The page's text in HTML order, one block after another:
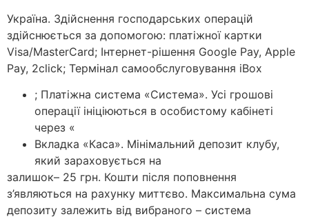
Україна. Здійснення господарських операцій
здійснюється за допомогою: платіжної картки
Visa/MasterCard; Інтернет-рішення Google Pay, Apple
Pay, 2click; Термінал самообслуговування iBox
; Платіжна система «Система». Усі грошові
операції ініціюються в особистому кабінеті
через «
Вкладка «Каса». Мінімальний депозит клубу,
який зараховується на
залишок– 25 грн. Кошти після поповнення
з’являються на рахунку миттєво. Максимальна сума
депозиту залежить від вибраного – система